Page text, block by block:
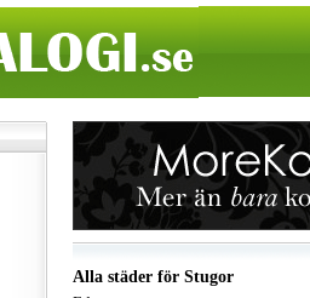
Alla städer för Stugor